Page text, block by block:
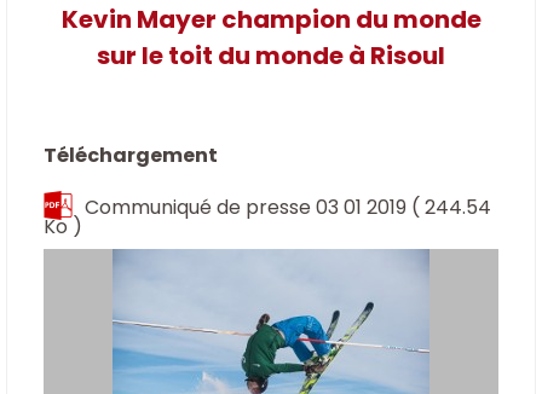
Kevin Mayer champion du monde
sur le toit du monde à Risoul
Téléchargement
Communiqué de presse 03 01 2019 ( 244.54
Ko )